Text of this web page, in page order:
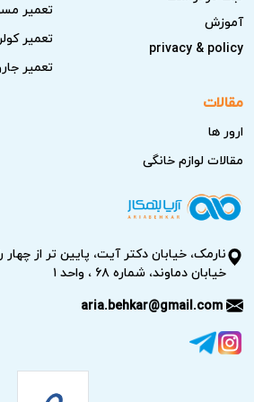
خرید مجدد، کیفیت برندهای معتبر را
علائم رایج خرابی اتو پرس خانگی
اتو پرس وایت مور
کامل نشانه‌هایی از اختلال در عملکرد
آموزش
privacy & policy
تعمیر
تعمیر
تعمیر
مقالات
ارور ها
مقالات لوازم خانگی
نارمک، خیابان دکتر آیت، پایین تر از چهار
خیابان دماوند، شماره ۶۸ ، واحد ۱
aria.behkar@gmail.com